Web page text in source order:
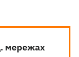
мережах